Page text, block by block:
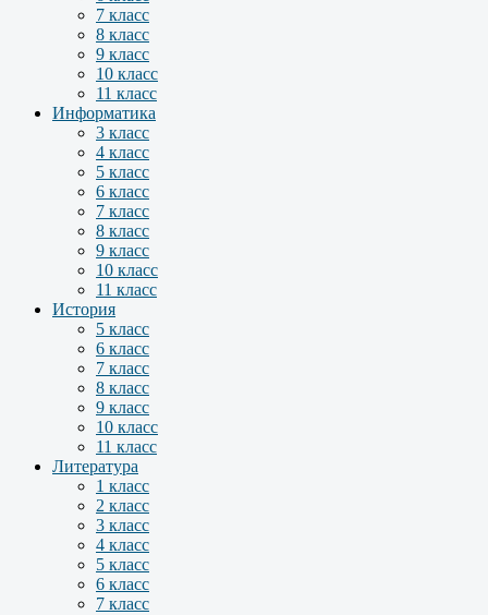
7 класс
8 класс
9 класс
10 класс
11 класс
Информатика
3 класс
4 класс
5 класс
6 класс
7 класс
8 класс
9 класс
10 класс
11 класс
История
5 класс
6 класс
7 класс
8 класс
9 класс
10 класс
11 класс
Литература
1 класс
2 класс
3 класс
4 класс
5 класс
6 класс
7 класс